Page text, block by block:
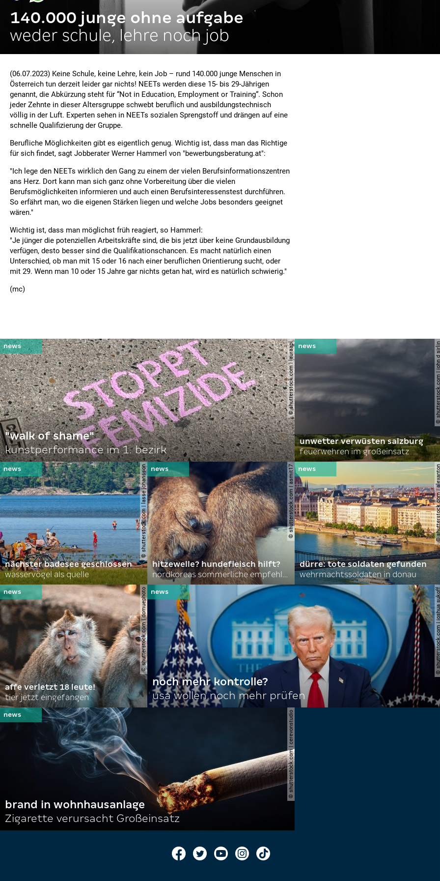
140.000 junge ohne aufgabe
weder schule, lehre noch job
(06.07.2023) Keine Schule, keine Lehre, kein Job – rund 140.000 junge Menschen in
Österreich tun derzeit leider gar nichts! NEETs werden diese 15- bis 29-Jährigen
genannt, die Abkürzung steht für “Not in Education, Employment or Training“. Schon
jeder Zehnte in dieser Altersgruppe schwebt beruflich und ausbildungstechnisch
völlig in der Luft. Experten sehen in NEETs sozialen Sprengstoff und drängen auf eine
schnelle Qualifizierung der Gruppe.
Berufliche Möglichkeiten gibt es eigentlich genug. Wichtig ist, dass man das Richtige
für sich findet, sagt Jobberater Werner Hammerl von "bewerbungsberatung.at":
"Ich lege den NEETs wirklich den Gang zu einem der vielen Berufsinformationszentren
ans Herz. Dort kann man sich ganz ohne Vorbereitung über die vielen
Berufsmöglichkeiten informieren und auch einen Berufsinteressenstest durchführen.
So erfährt man, wo die eigenen Stärken liegen und welche Jobs besonders geeignet
wären."
Wichtig ist, dass man möglichst früh reagiert, so Hammerl:
"Je jünger die potenziellen Arbeitskräfte sind, die bis jetzt über keine Grundausbildung
verfügen, desto besser sind die Qualifikationschancen. Es macht natürlich einen
Unterschied, ob man mit 15 oder 16 nach einer beruflichen Orientierung sucht, oder
mit 29. Wenn man 10 oder 15 Jahre gar nichts getan hat, wird es natürlich schwierig."
(mc)
© shutterstock.com | lauraapl
"walk of shame"
kunstperformance im 1. bezirk
©
unwetter verwüsten salzburg
feuerwehren im großeinsatz
© shutterstock.com | lasse johansson
nächster badesee geschlossen
wasservögel als quelle
© shutterstock.com | asmit17
hitzewelle? hundefleisch hilft?
nordkoreas sommerliche empfehlungen
©
dürre: tote soldaten gefunden
wehrmachtssoldaten in donau
© shutterstock.com | domuephoto
affe verletzt 18 leute!
tier jetzt eingefangen
©
noch mehr kontrolle?
usa wollen noch mehr prüfen
© shutterstock.com | cerevonstudio
brand in wohnhausanlage
Zigarette verursacht Großeinsatz